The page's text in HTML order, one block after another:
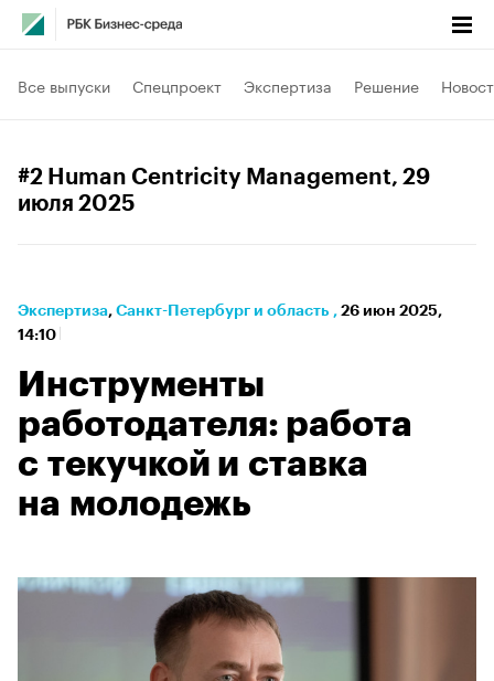
Все выпуски Спецпроект Экспертиза Решение
#2 Human Centricity Management, 29
июля 2025
Экспертиза⁠, Санкт-Петербург и область , 26 июн 2025,
14:10
Инструменты
работодателя: работа
с текучкой и ставка
на молодежь